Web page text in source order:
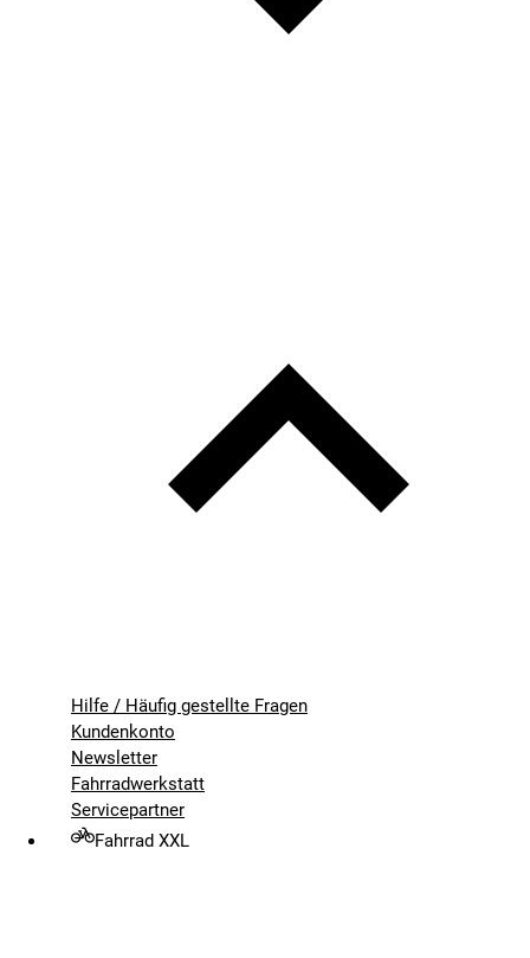
Hilfe / Häufig gestellte Fragen
Kundenkonto
Newsletter
Fahrradwerkstatt
Servicepartner
Fahrrad XXL